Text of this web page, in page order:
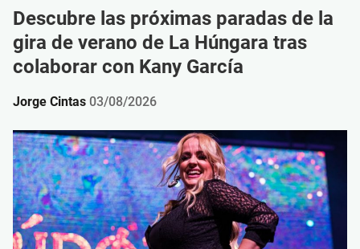
Descubre las próximas paradas de la
gira de verano de La Húngara tras
colaborar con Kany García
Jorge Cintas 03/08/2026